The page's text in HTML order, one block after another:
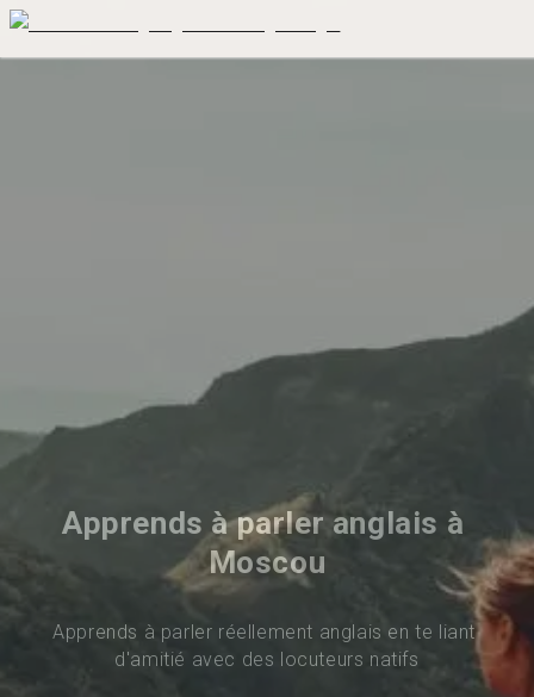
Apprends à parler anglais à
Moscou
Apprends à parler réellement anglais en te liant
d'amitié avec des locuteurs natifs